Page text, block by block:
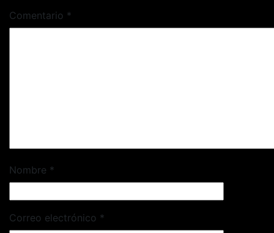
Comentario *
Nombre *
Correo electrónico *